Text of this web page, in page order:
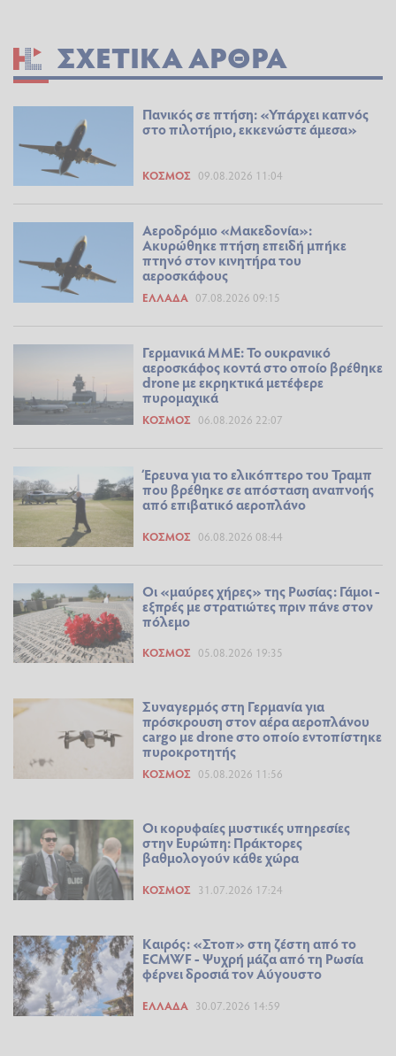
ΣΧΕΤΙΚΆ ΆΡΘΡΑ
Πανικός σε πτήση: «Υπάρχει καπνός
στο πιλοτήριο, εκκενώστε άμεσα»
ΚΌΣΜΟΣ 09.08.2026 11:04
Αεροδρόμιο «Μακεδονία»:
Ακυρώθηκε πτήση επειδή μπήκε
πτηνό στον κινητήρα του
αεροσκάφους
ΕΛΛΆΔΑ 07.08.2026 09:15
Γερμανικά ΜΜΕ: Το ουκρανικό
αεροσκάφος κοντά στο οποίο βρέθηκε
drone με εκρηκτικά μετέφερε
πυρομαχικά
ΚΌΣΜΟΣ 06.08.2026 22:07
Έρευνα για το ελικόπτερο του Τραμπ
που βρέθηκε σε απόσταση αναπνοής
από επιβατικό αεροπλάνο
ΚΌΣΜΟΣ 06.08.2026 08:44
Οι «μαύρες χήρες» της Ρωσίας: Γάμοι -
εξπρές με στρατιώτες πριν πάνε στον
πόλεμο
ΚΌΣΜΟΣ 05.08.2026 19:35
Συναγερμός στη Γερμανία για
πρόσκρουση στον αέρα αεροπλάνου
cargo με drone στο οποίο εντοπίστηκε
πυροκροτητής
ΚΌΣΜΟΣ 05.08.2026 11:56
Οι κορυφαίες μυστικές υπηρεσίες
στην Ευρώπη: Πράκτορες
βαθμολογούν κάθε χώρα
ΚΌΣΜΟΣ 31.07.2026 17:24
Καιρός: «Στοπ» στη ζέστη από το
ECMWF - Ψυχρή μάζα από τη Ρωσία
φέρνει δροσιά τον Αύγουστο
ΕΛΛΆΔΑ 30.07.2026 14:59